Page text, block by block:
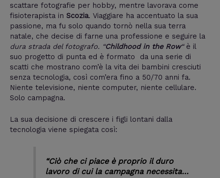
scattare fotografie per hobby, mentre lavorava come
fisioterapista in Scozia. Viaggiare ha accentuato la sua
passione, ma fu solo quando tornò nella sua terra
natale, che decise di farne una professione e seguire la
dura strada del fotografo. “Childhood in the Row“è il
suo progetto di punta ed è formato da una serie di
scatti che mostrano com’è la vita dei bambini cresciuti
senza tecnologia, così com’era fino a 50/70 anni fa.
Niente televisione, niente computer, niente cellulare.
Solo campagna.
La sua decisione di crescere i figli lontani dalla
tecnologia viene spiegata così:
“Ciò che ci piace è proprio il duro
lavoro di cui la campagna necessita…